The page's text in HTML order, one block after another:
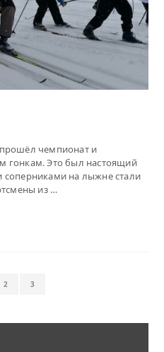
чемпионат и
гонкам. Это был настоящий
соперниками на лыжне стали
из …
2 3